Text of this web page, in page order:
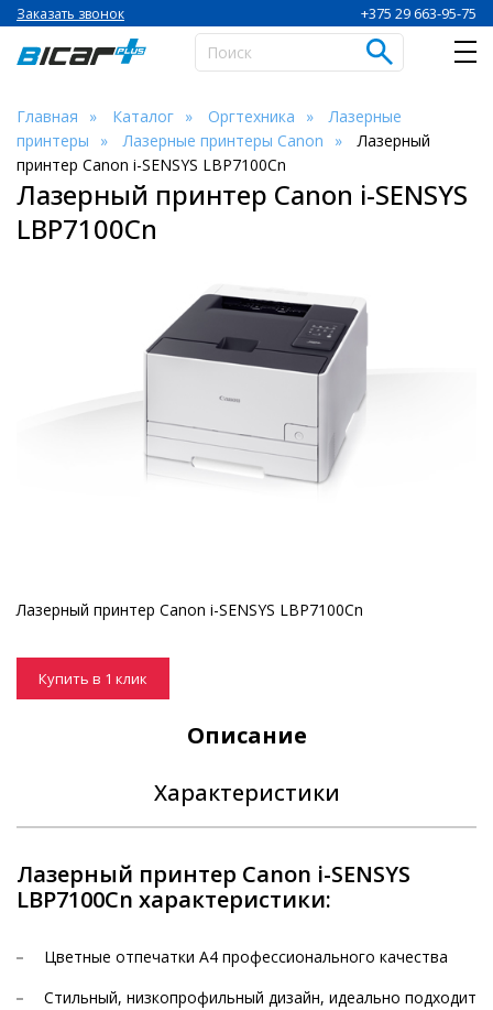
+375 29 663-95-75
Заказать звонок
Главная Каталог Оргтехника
Лазерные
принтеры
Лазерные принтеры Canon
Лазерный
принтер Canon i-SENSYS LBP7100Cn
Лазерный принтер Canon i-SENSYS
LBP7100Cn
Лазерный принтер Canon i-SENSYS LBP7100Cn
Купить в 1 клик
Описание
Характеристики
Лазерный принтер Canon i-SENSYS
LBP7100Cn характеристики:
Цветные отпечатки A4 профессионального качества
Стильный, низкопрофильный дизайн, идеально подходит